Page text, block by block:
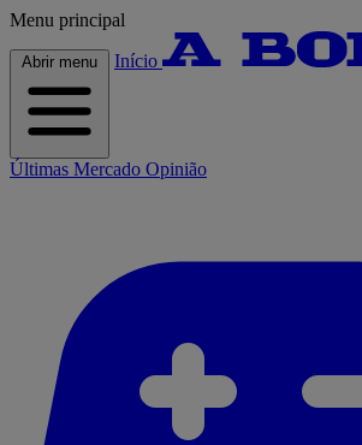
Menu principal
Abrir menu Início
Últimas Mercado Opinião